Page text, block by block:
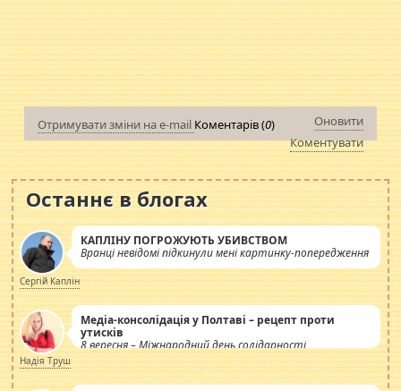
Отримувати зміни на e-mail Коментарів (0)
Оновити
Коментувати
Останнє в блогах
КАПЛІНУ ПОГРОЖУЮТЬ УБИВСТВОМ
Вранці невідомі підкинули мені картинку-попередження
Сергій Каплін
Медіа-консолідація у Полтаві – рецепт проти
утисків
8 вересня – Міжнародний день солідарності
журналістів.
Надія Труш